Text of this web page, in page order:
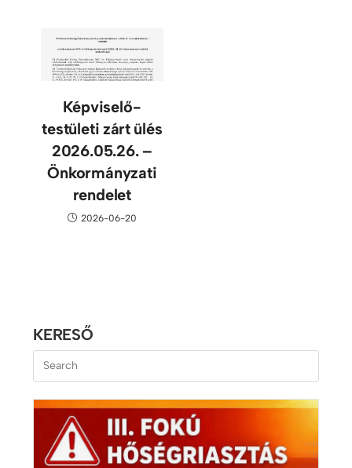
Képviselő-
testületi zárt ülés
2026.05.26. –
Önkormányzati
rendelet
2026-06-20
KERESŐ